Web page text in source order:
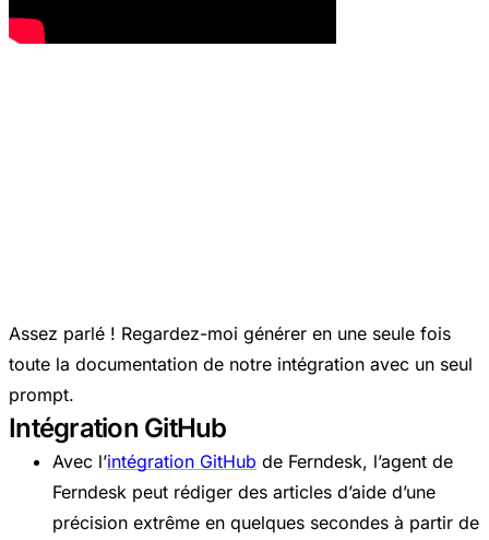
Assez parlé ! Regardez-moi générer en une seule fois
toute la documentation de notre intégration avec un seul
prompt.
Intégration GitHub
Avec l’intégration GitHub de Ferndesk, l’agent de
Ferndesk peut rédiger des articles d’aide d’une
précision extrême en quelques secondes à partir de